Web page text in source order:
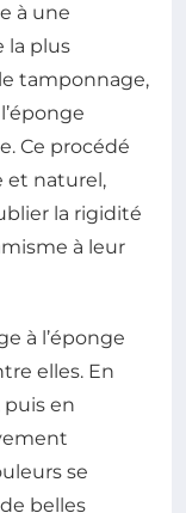
à une
la plus
tamponnage,
Ce procédé
et naturel,
la rigidité
à leur
à l’éponge
elles. En
en
se
belles